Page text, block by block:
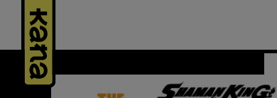
Panneau de gestion des cookies